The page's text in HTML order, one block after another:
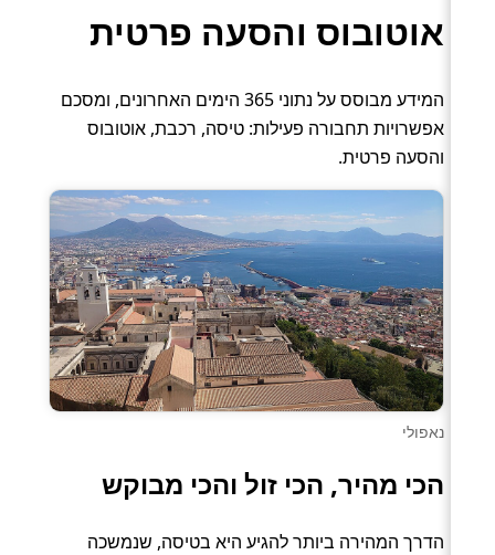
אוטובוס והסעה פרטית
המידע מבוסס על נתוני 365 הימים האחרונים, ומסכם
אפשרויות תחבורה פעילות: טיסה, רכבת, אוטובוס
והסעה פרטית.
נאפולי
הכי מהיר, הכי זול והכי מבוקש
הדרך המהירה ביותר להגיע היא בטיסה, שנמשכה